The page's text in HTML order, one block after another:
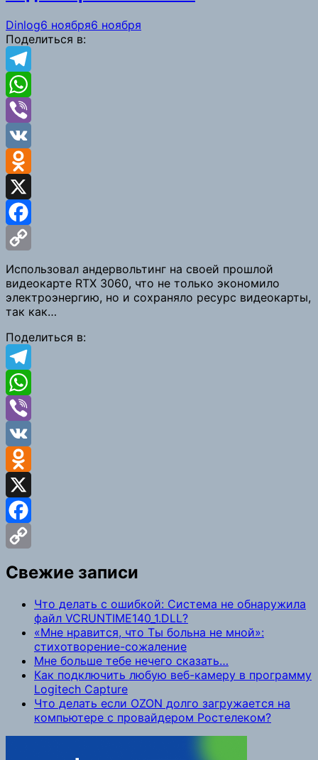
Dinlog6 ноября6 ноября
Поделиться в:
Telegram
WhatsApp
Viber
VK
Odnoklassniki
X
Facebook
Copy
Link
Использовал андервольтинг на своей прошлой
видеокарте RTX 3060, что не только экономило
электроэнергию, но и сохраняло ресурс видеокарты,
так как…
Поделиться в:
Telegram
WhatsApp
Viber
VK
Odnoklassniki
X
Facebook
Свежие записи
Что делать с ошибкой: Система не обнаружила
файл VCRUNTIME140_1.DLL?
«Мне нравится, что Ты больна не мной»:
стихотворение-сожаление
Мне больше тебе нечего сказать…
Как подключить любую веб-камеру в программу
Logitech Capture
Что делать если OZON долго загружается на
компьютере с провайдером Ростелеком?